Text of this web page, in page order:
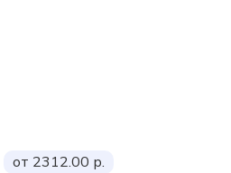
от 2312.00 р.